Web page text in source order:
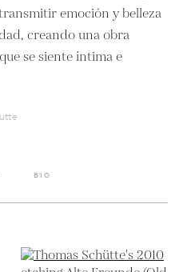
emoción y belleza
creando una obra
se siente íntima e
BIO